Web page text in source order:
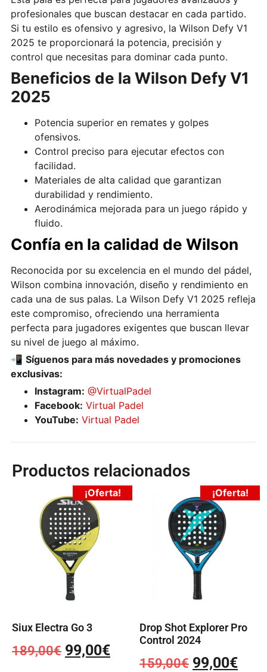
profesionales que buscan destacar en cada partido.
Si tu estilo es ofensivo y agresivo, la Wilson Defy V1
2025 te proporcionará la potencia, precisión y
control que necesitas para dominar cada punto.
Beneficios de la Wilson Defy V1
2025
Potencia superior en remates y golpes
ofensivos.
Control preciso para ejecutar efectos con
facilidad.
Materiales de alta calidad que garantizan
durabilidad y rendimiento.
Aerodinámica mejorada para un juego rápido y
fluido.
Confía en la calidad de Wilson
Reconocida por su excelencia en el mundo del pádel,
Wilson combina innovación, diseño y rendimiento en
cada una de sus palas. La Wilson Defy V1 2025 refleja
este compromiso, ofreciendo una herramienta
perfecta para jugadores exigentes que buscan llevar
su nivel de juego al máximo.
📲 Síguenos para más novedades y promociones
exclusivas:
Instagram: @VirtualPadel
Facebook: Virtual Padel
YouTube: Virtual Padel
Productos relacionados
¡Oferta!
Siux Electra Go 3
189,00€ 99,00€
¡Oferta!
Drop Shot Explorer Pro
Control 2024
159,00€ 99,00€